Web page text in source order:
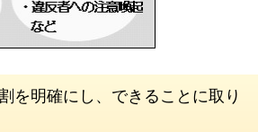
を明確にし、できることに取り